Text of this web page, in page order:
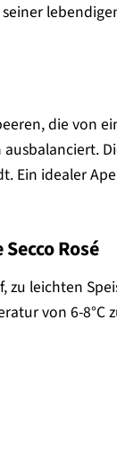
die von
Ein idealer
Rosé
zu leichten
von 6-8°C